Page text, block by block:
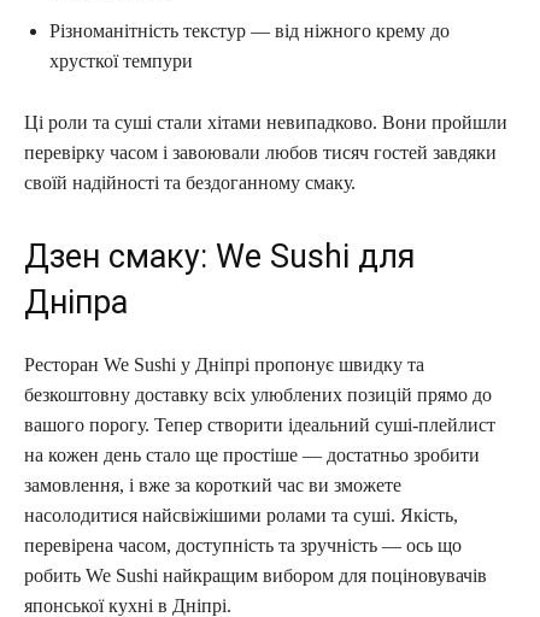
Різноманітність текстур — від ніжного крему до
хрусткої темпури
Ці роли та суші стали хітами невипадково. Вони пройшли
перевірку часом і завоювали любов тисяч гостей завдяки
своїй надійності та бездоганному смаку.
Дзен смаку: We Sushi для
Дніпра
Ресторан We Sushi у Дніпрі пропонує швидку та
безкоштовну доставку всіх улюблених позицій прямо до
вашого порогу. Тепер створити ідеальний суші-плейлист
на кожен день стало ще простіше — достатньо зробити
замовлення, і вже за короткий час ви зможете
насолодитися найсвіжішими ролами та суші. Якість,
перевірена часом, доступність та зручність — ось що
робить We Sushi найкращим вибором для поціновувачів
японської кухні в Дніпрі.